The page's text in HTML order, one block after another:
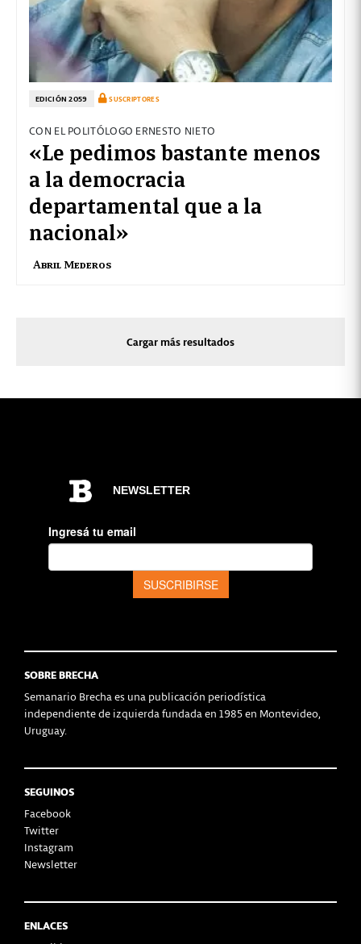
EDICIÓN 2059 SUSCRIPTORES
CON EL POLITÓLOGO ERNESTO NIETO
«Le pedimos bastante menos
a la democracia
departamental que a la
nacional»
Abril Mederos
Cargar más resultados
SOBRE BRECHA
Semanario Brecha es una publicación periodística
independiente de izquierda fundada en 1985 en Montevideo,
Uruguay.
SEGUINOS
Facebook
Twitter
Instagram
Newsletter
ENLACES